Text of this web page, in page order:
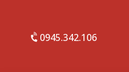
0945.342.106